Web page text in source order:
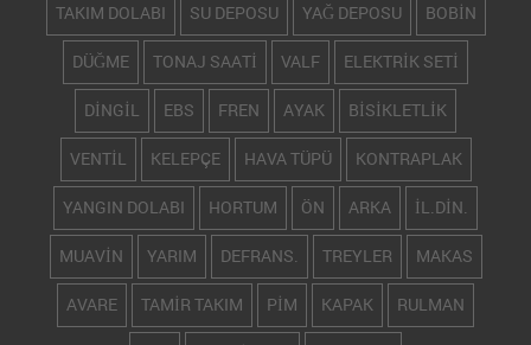
TAKIM DOLABI SU DEPOSU YAĞ DEPOSU BOBİN
DÜĞME TONAJ SAATİ VALF ELEKTRİK SETİ
DİNGİL EBS FREN AYAK BİSİKLETLİK
VENTİL KELEPÇE HAVA TÜPÜ KONTRAPLAK
YANGIN DOLABI HORTUM ÖN ARKA İL.DİN.
MUAVİN YARIM DEFRANS. TREYLER MAKAS
AVARE TAMİR TAKIM PİM KAPAK RULMAN